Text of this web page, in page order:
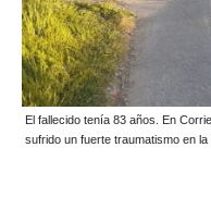
El fallecido tenía 83 años. En
sufrido un fuerte traumatismo en